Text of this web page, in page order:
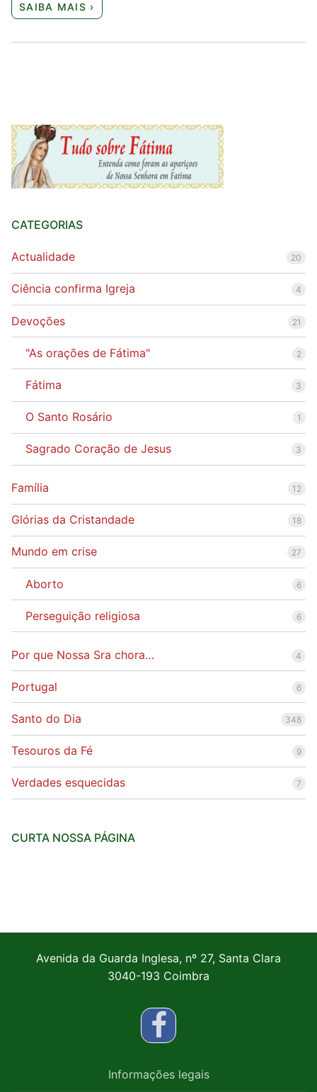
SAIBA MAIS ›
CATEGORIAS
Actualidade 20
Ciência confirma Igreja 4
Devoções 21
"As orações de Fátima" 2
Fátima 3
O Santo Rosário 1
Sagrado Coração de Jesus 3
Família 12
Glórias da Cristandade 18
Mundo em crise 27
Aborto 6
Perseguição religiosa 6
Por que Nossa Sra chora… 4
Portugal 6
Santo do Dia 348
Tesouros da Fé 9
Verdades esquecidas 7
CURTA NOSSA PÁGINA
Avenida da Guarda Inglesa, nº 27, Santa Clara
3040-193 Coimbra
Informações legais